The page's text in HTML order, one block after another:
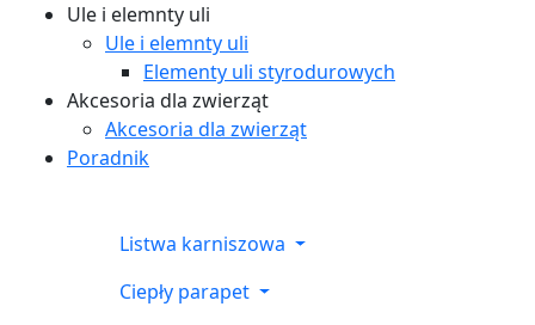
Ule i elemnty uli
Ule i elemnty uli
Elementy uli styrodurowych
Akcesoria dla zwierząt
Akcesoria dla zwierząt
Poradnik
Listwa karniszowa
Ciepły parapet